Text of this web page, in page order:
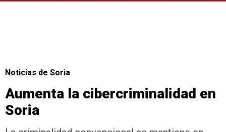
Noticias de Soria
Aumenta la cibercriminalidad en
Soria